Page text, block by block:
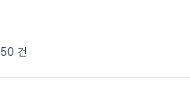
50 건